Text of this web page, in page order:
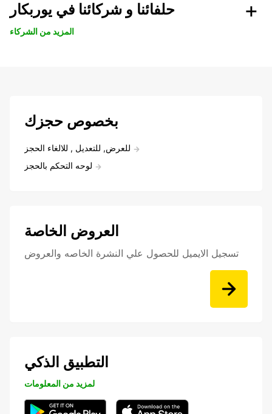
حلفائنا و شركائنا في يوربكار
المزيد من الشركاء
بخصوص حجزك
للعرض, للتعديل , للالغاء الحجز
لوحه التحكم بالحجز
العروض الخاصة
تسجيل الايميل للحصول علي النشرة الخاصه والعروض
التطبيق الذكي
لمزيد من المعلومات